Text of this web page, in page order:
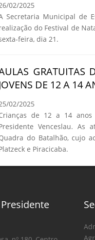
02/2025
Secretaria Municipal de
do Festival de
feira, dia 21.
GRATUITAS
DE 12 A 14
02/2025
de 12 a 14
Venceslau. As
do Batalhão, cujo
e Piracicaba.